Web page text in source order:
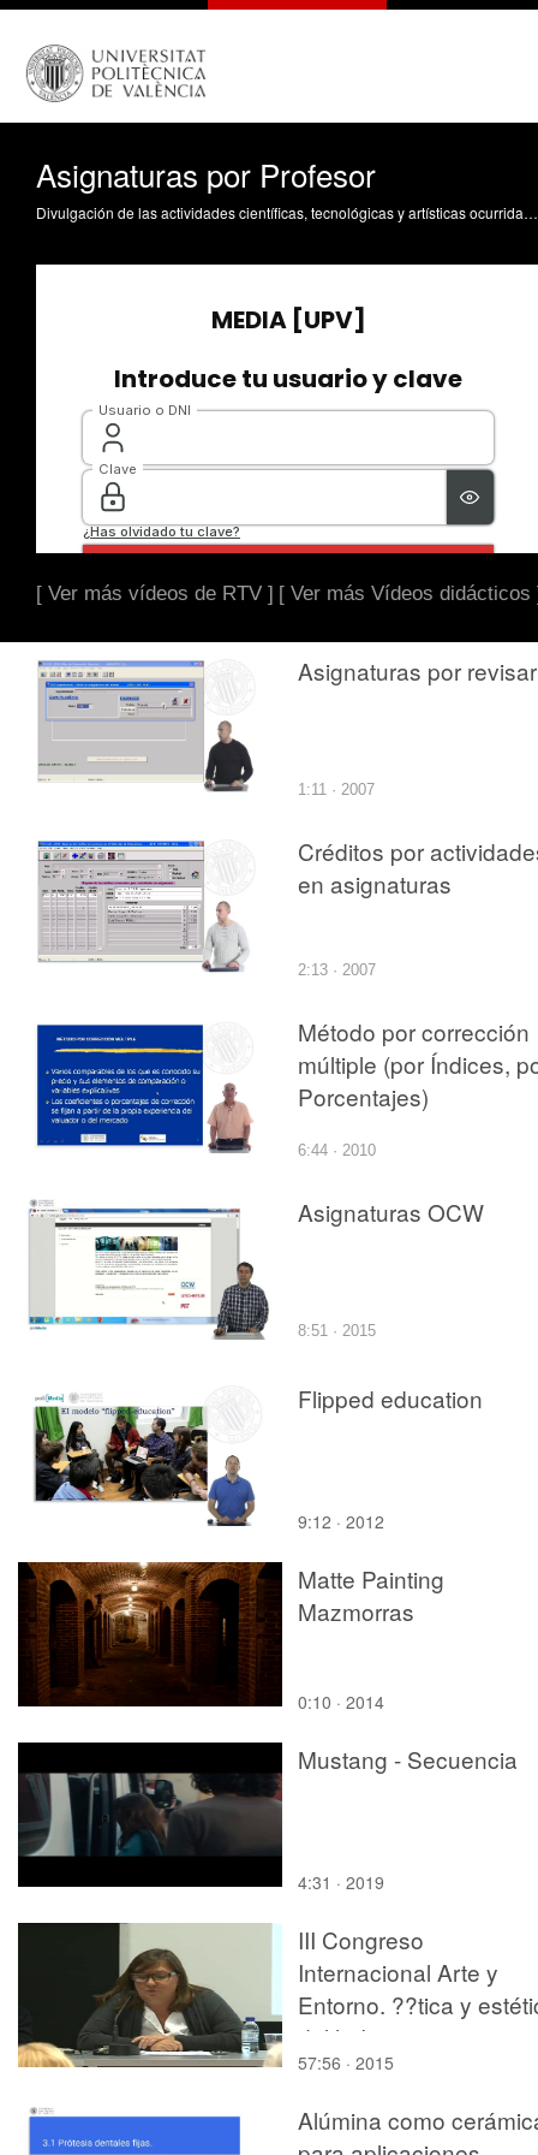
Asignaturas por Profesor
Divulgación de las actividades científicas, tecnológicas y artísticas ocurridas en los tres campus de la UPV
[ Ver más vídeos de RTV ] [ Ver más Vídeos didácticos
Asignaturas por revisar
1:11 · 2007
Créditos por
en asignaturas
2:13 · 2007
Método por corrección
múltiple (por Índices,
Porcentajes)
6:44 · 2010
Asignaturas OCW
8:51 · 2015
Flipped education
9:12 · 2012
Matte Painting
Mazmorras
0:10 · 2014
Mustang - Secuencia
4:31 · 2019
III Congreso
Internacional Arte y
Entorno. ??tica y
del habitar.
57:56 · 2015
Alúmina como